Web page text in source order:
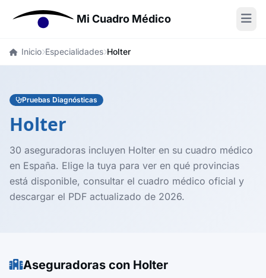
Mi Cuadro Médico
Inicio Especialidades Holter
Pruebas Diagnósticas
Holter
30 aseguradoras incluyen Holter en su cuadro médico
en España. Elige la tuya para ver en qué provincias
está disponible, consultar el cuadro médico oficial y
descargar el PDF actualizado de 2026.
Aseguradoras con Holter